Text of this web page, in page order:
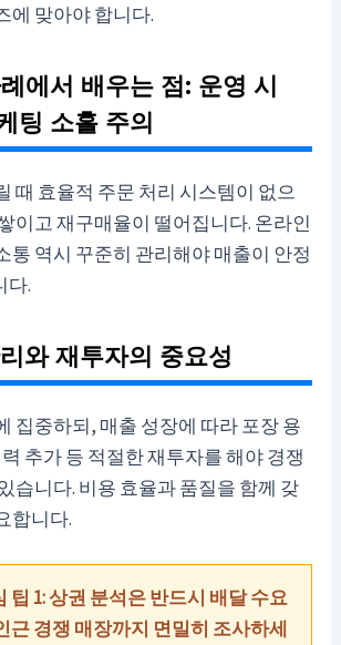
에 맞아야 합니다.
에서 배우는 점: 운영 시
팅 소홀 주의
때 효율적 주문 처리 시스템이 없으
이고 재구매율이 떨어집니다. 온라인
통 역시 꾸준히 관리해야 매출이 안정
다.
와 재투자의 중요성
집중하되, 매출 성장에 따라 포장 용
추가 등 적절한 재투자를 해야 경쟁
습니다. 비용 효율과 품질을 함께 갖
합니다.
팁 1: 상권 분석은 반드시 배달 수요
근 경쟁 매장까지 면밀히 조사하세